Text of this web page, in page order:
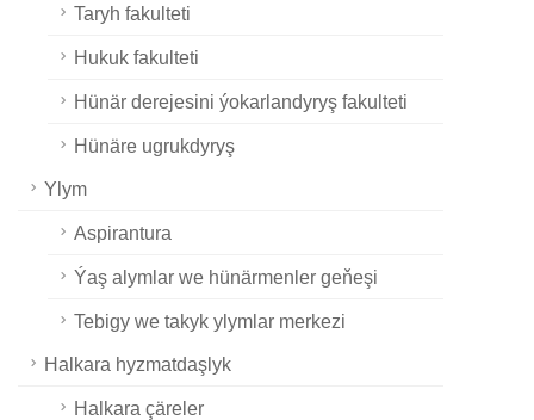
Taryh fakulteti
Hukuk fakulteti
Hünär derejesini ýokarlandyryş fakulteti
Hünäre ugrukdyryş
Ylym
Aspirantura
Ýaş alymlar we hünärmenler geňeşi
Tebigy we takyk ylymlar merkezi
Halkara hyzmatdaşlyk
Halkara çäreler